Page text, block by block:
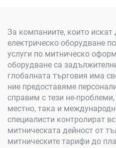
За компаниите, които искат
електрическо оборудване
услуги по митническо
оборудване са
глобалната търговия има
ние предоставяме
справим с тези не-
местно, така и
специалисти контролират
митническата дейност от
митническите тарифи до